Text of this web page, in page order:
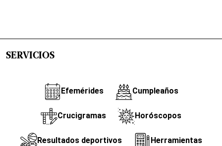
SERVICIOS
Efemérides Cumpleaños
Crucigramas Horóscopos
Resultados deportivos Herramientas